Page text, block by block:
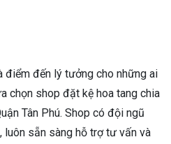
điểm đến lý tưởng cho những ai
chọn shop đặt kệ hoa tang chia
Tân Phú. Shop có đội ngũ
luôn sẵn sàng hỗ trợ tư vấn và